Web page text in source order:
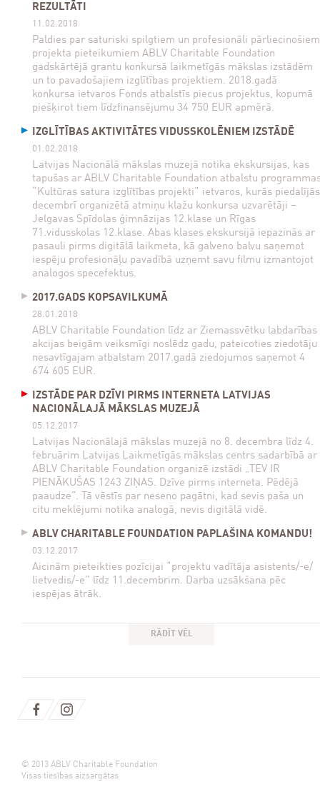
REZULTĀTI
11.02.2018
Paldies par saturiski spilgtiem un profesionāli pārliecinošiem
projekta pieteikumiem ABLV Charitable Foundation
gadskārtējā grantu konkursā laikmetīgās mākslas izstādēm
un to pavadošajiem izglītības projektiem. 2018.gadā
konkursa ietvaros Fonds atbalstīs piecus projektus, kopumā
piešķirot tiem līdzfinansējumu 34 750 EUR apmērā.
IZGLĪTĪBAS AKTIVITĀTES VIDUSSKOLĒNIEM IZSTĀDĒ
01.02.2018
Latvijas Nacionālā mākslas muzejā notika ekskursijas, kas
tapušas ar ABLV Charitable Foundation atbalstu
“Kultūras satura izglītības projekti” ietvaros, kurās piedalījās
decembrī organizētā atmiņu klažu konkursa uzvarētāji –
Jelgavas Spīdolas ģimnāzijas 12.klase un Rīgas
71.vidusskolas 12.klase. Abas klases ekskursijā iepazinās ar
pasauli pirms digitālā laikmeta, kā galveno balvu saņemot
iespēju profesionāļu pavadībā uzņemt savu filmu izmantojot
analogos specefektus.
2017.GADS KOPSAVILKUMĀ
28.01.2018
ABLV Charitable Foundation līdz ar Ziemassvētku labdarības
akcijas beigām veiksmīgi noslēdz gadu, pateicoties ziedotāju
nesavtīgajam atbalstam 2017.gadā ziedojumos saņemot 4
674 605 EUR.
IZSTĀDE PAR DZĪVI PIRMS INTERNETA LATVIJAS
NACIONĀLAJĀ MĀKSLAS MUZEJĀ
05.12.2017
Latvijas Nacionālajā mākslas muzejā no 8. decembra līdz 4.
februārim Latvijas Laikmetīgās mākslas centrs sadarbībā ar
ABLV Charitable Foundation organizē izstādi „TEV IR
PIENĀKUŠAS 1243 ZIŅAS. Dzīve pirms interneta. Pēdējā
paaudze”. Tā vēstīs par neseno pagātni, kad sevis paša un
citu meklējumi notika analogā, nevis digitālā vidē.
ABLV CHARITABLE FOUNDATION PAPLAŠINA KOMANDU!
03.12.2017
Aicinām pieteikties pozīcijai “projektu vadītāja asistents/-e/
lietvedis/-e” līdz 11.decembrim. Darba uzsākšana pēc
iespējas ātrāk.
RĀDĪT VĒL
© 2013 ABLV Charitable Foundation
Visas tiesības aizsargātas